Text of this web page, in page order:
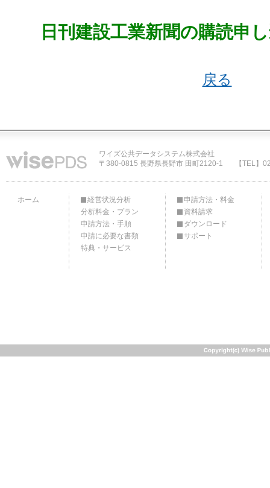
日刊建設工業新聞の購読申
戻る
ワイズ公共データシステム株式会社
〒380-0815 長野県長野市 田町2120-1
【TEL】
ホーム
経営状況分析
分析料金・プラン
申請方法・手順
申請に必要な書類
特典・サービス
申請方法・料金
資料請求
ダウンロード
サポート